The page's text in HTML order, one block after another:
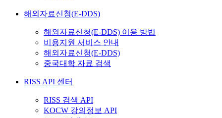
해외자료신청(E-DDS)
해외자료신청(E-DDS) 이용 방법
비용지원 서비스 안내
해외자료신청(E-DDS)
중국대학 자료 검색
RISS API 센터
RISS 검색 API
KOCW 강의정보 API